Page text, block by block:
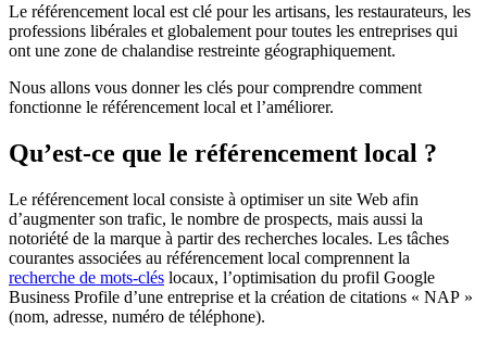
Le référencement local est clé pour les artisans, les restaurateurs, les
professions libérales et globalement pour toutes les entreprises qui
ont une zone de chalandise restreinte géographiquement.
Nous allons vous donner les clés pour comprendre comment
fonctionne le référencement local et l’améliorer.
Qu’est-ce que le référencement local ?
Le référencement local consiste à optimiser un site Web afin
d’augmenter son trafic, le nombre de prospects, mais aussi la
notoriété de la marque à partir des recherches locales. Les tâches
courantes associées au référencement local comprennent la
recherche de mots-clés locaux, l’optimisation du profil Google
Business Profile d’une entreprise et la création de citations « NAP »
(nom, adresse, numéro de téléphone).